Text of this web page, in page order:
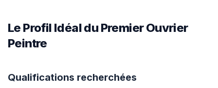
Le Profil Idéal du Premier Ouvrier
Peintre
Qualifications recherchées